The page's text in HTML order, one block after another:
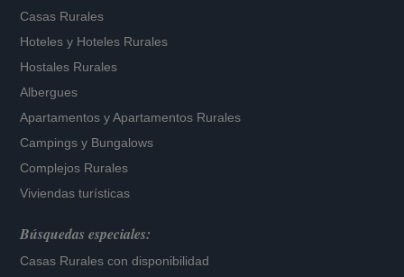
Casas Rurales
Hoteles y Hoteles Rurales
Hostales Rurales
Albergues
Apartamentos yApartamentos Rurales
Campings y Bungalows
Complejos Rurales
Viviendas turísticas
Búsquedas especiales:
Casas Rurales con disponibilidad